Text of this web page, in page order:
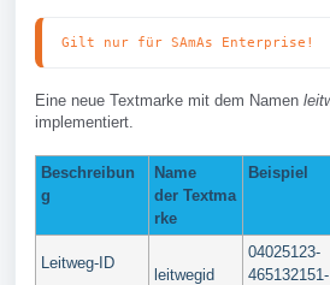
Gilt nur für SAmAs Enterprise!
Eine neue Textmarke mit dem Namen
implementiert.
Beschreibun
g
Name
der Textma
rke
Beispiel
Leitweg-ID
leitwegid
04025123-
465132151-